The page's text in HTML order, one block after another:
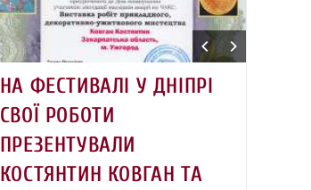
НА ФЕСТИВАЛІ У ДНІПРІ
СВОЇ РОБОТИ
ПРЕЗЕНТУВАЛИ
КОСТЯНТИН КОВГАН ТА